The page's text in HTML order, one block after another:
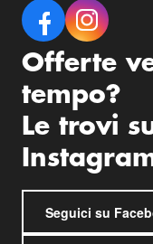
Offerte
tempo?
Le trovi
Seguici su